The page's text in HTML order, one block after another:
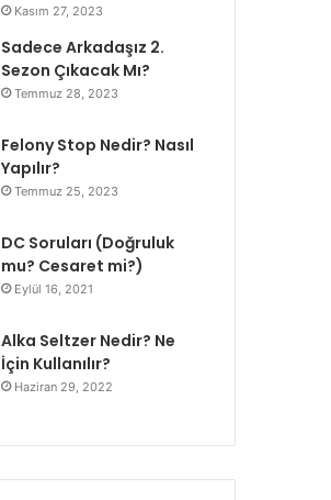
Kasım 27, 2023
Sadece Arkadaşız 2.
Sezon Çıkacak Mı?
Temmuz 28, 2023
Felony Stop Nedir? Nasıl
Yapılır?
Temmuz 25, 2023
DC Soruları (Doğruluk
mu? Cesaret mi?)
Eylül 16, 2021
Alka Seltzer Nedir? Ne
İçin Kullanılır?
Haziran 29, 2022